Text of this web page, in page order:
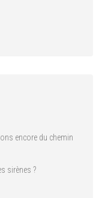
encore du chemin
sirènes ?